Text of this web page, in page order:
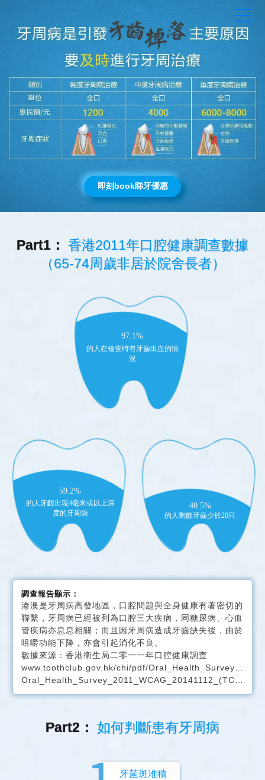
即刻book睇牙優惠
Part1： 香港2011年口腔健康調查數據
（65-74周歲非居於院舍長者）
97.1%
的人在檢查時有牙齒出血的情
況
59.2%
的人牙齦出現4毫米或以上深
度的牙周袋
40.5%
的人剩餘牙齒少於20只
調查報告顯示：
港澳是牙周病高發地區，口腔問題與全身健康有著密切的
聯繫，牙周病已經被列為口腔三大疾病，同糖尿病、心血
管疾病亦息息相關；而且因牙周病造成牙齒缺失後，由於
咀嚼功能下降，亦會引起消化不良。
數據來源：香港衛生局二零一一年口腔健康調查
www.toothclub.gov.hk/chi/pdf/Oral_Health_Survey_2011/
Oral_Health_Survey_2011_WCAG_20141112_(TC_Full).pdf
Part2： 如何判斷患有牙周病
牙菌斑堆積